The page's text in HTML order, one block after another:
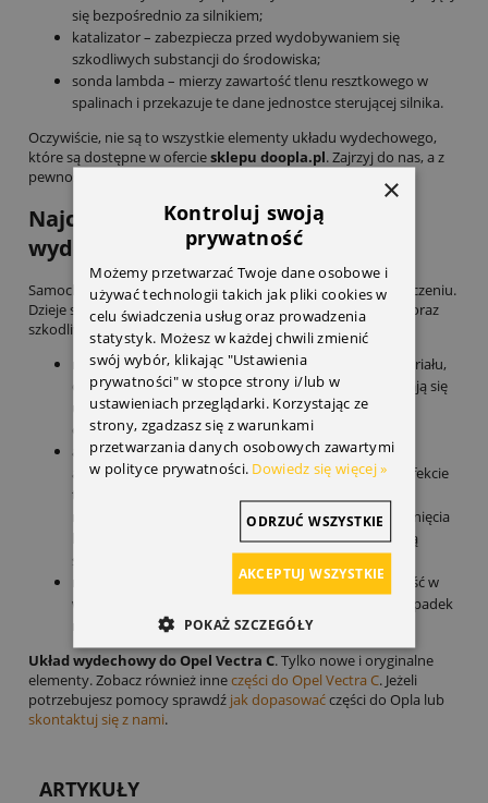
się bezpośrednio za silnikiem;
katalizator – zabezpiecza przed wydobywaniem się
szkodliwych substancji do środowiska;
sonda lambda – mierzy zawartość tlenu resztkowego w
spalinach i przekazuje te dane jednostce sterującej silnika.
Oczywiście, nie są to wszystkie elementy układu wydechowego,
które są dostępne w oferciesklepu doopla.pl. Zajrzyj do nas, a z
pewnością znajdziesz część pasującą do Twojego pojazdu.
Najczęstsze usterki układu
wydechowego
Samochodowy układ wydechowy podczas jazdy ulega zniszczeniu.
Dzieje się tak pod wpływem działania wysokich temperatur oraz
szkodliwych substancji. Jakie usterki występują najczęściej?
rdzewienie – wystąpienie rdzy osłabia strukturę materiału,
doprowadzając w efekcie do jego zniszczenia. Pojawiają się
ubytki i nieszczelności, co objawia się metalicznym
dźwiękiem podczas jazdy na wysokich obrotach.
awaria kolektora – to element odpowiedzialny za
akumulację spalin i ich transport do katalizatora. W efekcie
tego procesu części stale podlegają naprzemiennie
rozgrzewaniu i stygnięciu, co może prowadzić do pęknięcia
kolektora. Usterka sygnalizowana jest nierówną pracą
silnika oraz słyszalnym świstem.
niedrożność katalizatora – do niedrożności może dojść w
wyniku osadzania się sadzy. Oznaką tego stanu jest spadek
mocy samochodu.
Układ wydechowy do Opel Vectra C. Tylko nowe i oryginalne
elementy. Zobacz również inneczęści do Opel Vectra C. Jeżeli
potrzebujesz pomocy sprawdź jak dopasowaćczęści do Opla lub
skontaktuj się z nami.
ARTYKUŁY
×
Kontroluj swoją
prywatność
Możemy przetwarzać Twoje dane osobowe i
używać technologii takich jak pliki cookies w
celu świadczenia usług oraz prowadzenia
statystyk. Możesz w każdej chwili zmienić
swój wybór, klikając "Ustawienia
prywatności" w stopce strony i/lub w
ustawieniach przeglądarki. Korzystając ze
strony, zgadzasz się z warunkami
przetwarzania danych osobowych zawartymi
w polityce prywatności. Dowiedz się więcej »
AKCEPTUJ WSZYSTKIE
ODRZUĆ WSZYSTKIE
POKAŻ SZCZEGÓŁY